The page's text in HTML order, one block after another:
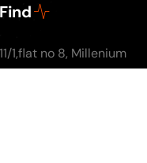
Find
11/1,flat no 8, Millenium